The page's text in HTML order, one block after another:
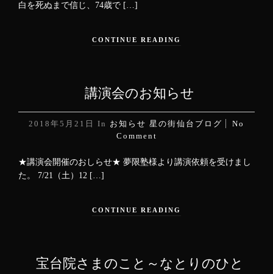
白を死ぬまで信じ、74歳で […]
CONTINUE READING
講演会のお知らせ
2018年5月21日 In お知らせ 星の街仙台ブログ
No
Comment
★講演会開催のおしらせ★ 夢限塾様より講演依頼を受けまし
た。 7/21（土）12 […]
CONTINUE READING
宝台院さまのこと～なとりのひと